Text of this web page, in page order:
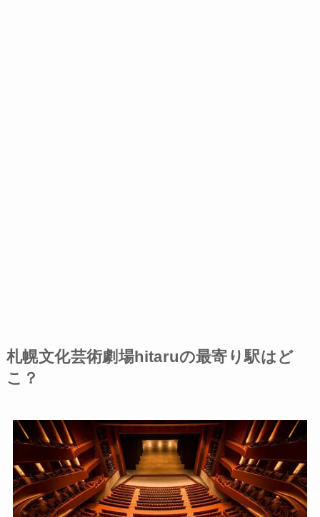
札幌文化芸術劇場hitaruの最寄り駅はど
こ？